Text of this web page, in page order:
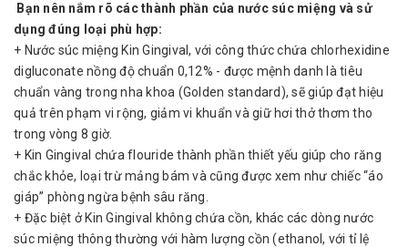
Bạn nên nắm rõ các thành phần của nước súc miệng và sử
dụng đúng loại phù hợp:
+ Nước súc miệng Kin Gingival, với công thức chứa chlorhexidine
digluconate nồng độ chuẩn 0,12% - được mệnh danh là tiêu
chuẩn vàng trong nha khoa (Golden standard), sẽ giúp đạt hiệu
quả trên phạm vi rộng, giảm vi khuẩn và giữ hơi thở thơm tho
trong vòng 8 giờ.
+ Kin Gingival chứa flouride thành phần thiết yếu giúp cho răng
chắc khỏe, loại trừ mảng bám và cũng được xem như chiếc “áo
giáp” phòng ngừa bệnh sâu răng.
+ Đặc biệt ở Kin Gingival không chứa cồn, khác các dòng nước
súc miệng thông thường với hàm lượng cồn (ethanol, với tỉ lệ